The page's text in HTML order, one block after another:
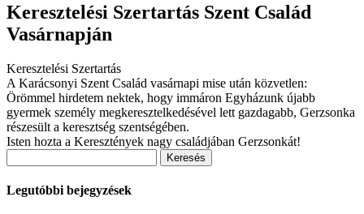
Keresztelési Szertartás Szent Család
Vasárnapján
Keresztelési Szertartás
A Karácsonyi Szent Család vasárnapi mise után közvetlen:
Örömmel hirdetem nektek, hogy immáron Egyházunk újabb
gyermek személy megkeresztelkedésével lett gazdagabb, Gerzsonka
részesült a keresztség szentségében.
Isten hozta a Keresztények nagy családjában Gerzsonkát!
Legutóbbi bejegyzések